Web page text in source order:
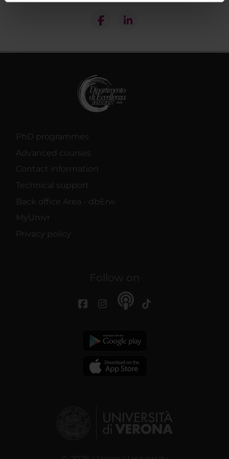
nostri partner che si occupano di analisi dei dati web,
raccolto dal tuo utilizzo dei loro servizi.
PhD programmes
Advanced courses
Contact information
Technical support
Back office Area - dbErw
MyUnivr
Privacy policy
Follow on